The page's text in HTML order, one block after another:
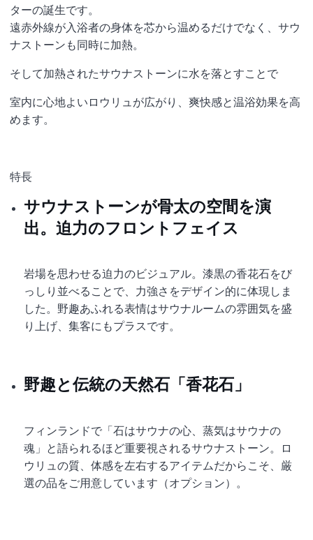
ターの誕生です。
遠赤外線が入浴者の身体を芯から温めるだけでなく、サウ
ナストーンも同時に加熱。
そして加熱されたサウナストーンに水を落とすことで
室内に心地よいロウリュが広がり、爽快感と温浴効果を高
めます。
特長
サウナストーンが骨太の空間を演
出。迫力のフロントフェイス
岩場を思わせる迫力のビジュアル。漆黒の香花石をび
っしり並べることで、力強さをデザイン的に体現しま
した。野趣あふれる表情はサウナルームの雰囲気を盛
り上げ、集客にもプラスです。
野趣と伝統の天然石「香花石」
フィンランドで「石はサウナの心、蒸気はサウナの
魂」と語られるほど重要視されるサウナストーン。ロ
ウリュの質、体感を左右するアイテムだからこそ、厳
選の品をご用意しています（オプション）。